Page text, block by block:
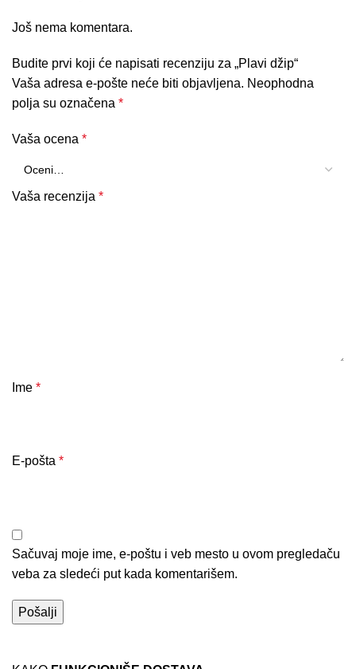
Još nema komentara.
Budite prvi koji će napisati recenziju za „Plavi džip“
Vaša adresa e-pošte neće biti objavljena. Neophodna
polja su označena*
Vaša ocena*
Vaša recenzija*
Ime*
E-pošta*
Sačuvaj moje ime, e-poštu i veb mesto u ovom pregledaču
veba za sledeći put kada komentarišem.